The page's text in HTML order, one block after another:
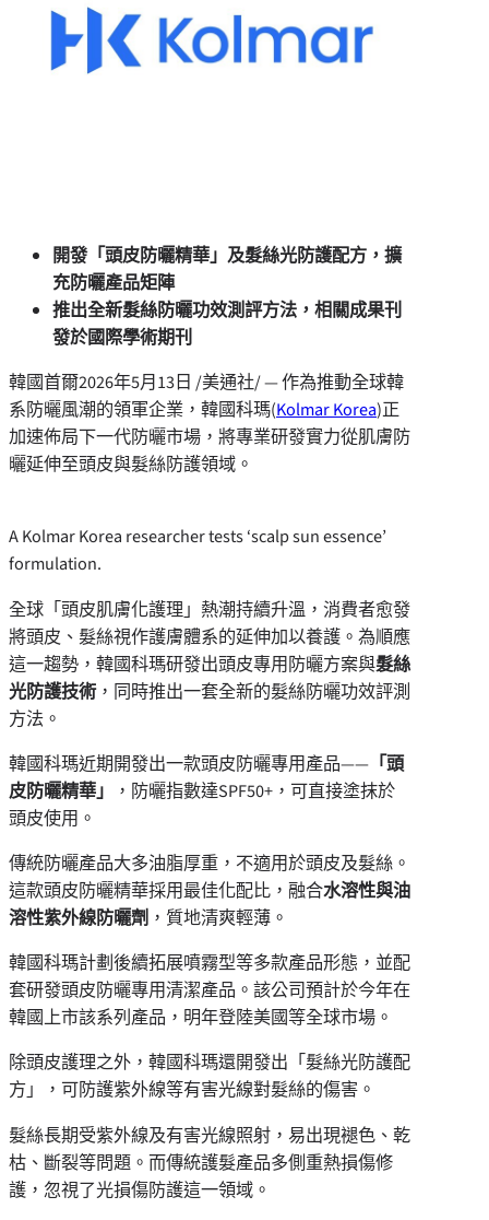
開發「頭皮防曬精華」及髮絲光防護配方，擴
充防曬產品矩陣
推出全新髮絲防曬功效測評方法，相關成果刊
發於國際學術期刊
韓國首爾2026年5月13日 /美通社/ —作為推動全球韓
系防曬風潮的領軍企業，韓國科瑪(Kolmar Korea)正
加速佈局下一代防曬市場，將專業研發實力從肌膚防
曬延伸至頭皮與髮絲防護領域。
A Kolmar Korea researcher tests ‘scalp sun essence’
formulation.
全球「頭皮肌膚化護理」熱潮持續升溫，消費者愈發
將頭皮、髮絲視作護膚體系的延伸加以養護。為順應
這一趨勢，韓國科瑪研發出頭皮專用防曬方案與髮絲
光防護技術，同時推出一套全新的髮絲防曬功效評測
方法。
韓國科瑪近期開發出一款頭皮防曬專用產品—— 「頭
皮防曬精華」
，防曬指數達SPF50+，可直接塗抹於
頭皮使用。
傳統防曬產品大多油脂厚重，不適用於頭皮及髮絲。
這款頭皮防曬精華採用最佳化配比，融合水溶性與油
溶性紫外線防曬劑 ，質地清爽輕薄。
韓國科瑪計劃後續拓展噴霧型等多款產品形態，並配
套研發頭皮防曬專用清潔產品。該公司預計於今年在
韓國上市該系列產品，明年登陸美國等全球市場。
除頭皮護理之外，韓國科瑪還開發出「髮絲光防護配
方」，可防護紫外線等有害光線對髮絲的傷害。
髮絲長期受紫外線及有害光線照射，易出現褪色、乾
枯、斷裂等問題。而傳統護髮產品多側重熱損傷修
護，忽視了光損傷防護這一領域。